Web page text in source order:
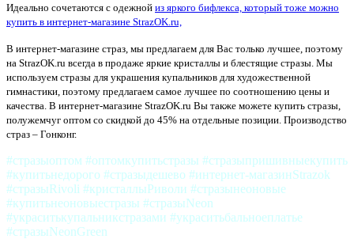
Идеально сочетаются с одежной из яркого бифлекса, который тоже можно
купить в интернет-магазине StrazOK.ru,
В интернет-магазине страз, мы предлагаем для Вас только лучшее, поэтому
на StrazOK.ru всегда в продаже яркие кристаллы и блестящие стразы. Мы
используем стразы для украшения купальников для художественной
гимнастики, поэтому предлагаем самое лучшее по соотношению цены и
качества. В интернет-магазине StrazOK.ru Вы также можете купить стразы,
полужемчуг оптом со скидкой до 45% на отдельные позиции. Производство
страз – Гонконг.
#стразыоптом #оптомкупитьстразы #стразыпришивныекупить
#купитьнедорого #стразыдешево #интернет-магазинStrazok
#стразыRivoli #кристаллыРиволи #стразынеоновые
#купитьнеоновыестразы #стразыNeon
#украситькупальникстразами #украситьбальноеплатье
#стразыNeonGreen